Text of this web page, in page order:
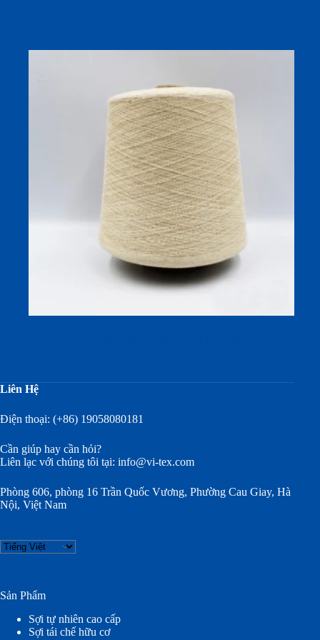
Liên Hệ
Điện thoại: (+86) 19058080181
Cần giúp hay cần hỏi?
Liên lạc với chúng tôi tại: info@vi-tex.com
Phòng 606, phòng 16 Trần Quốc Vương, Phường Cau Giay, Hà
Nội, Việt Nam
Choose
a
Sản Phẩm
Sợi tự nhiên cao cấp
Sợi tái chế hữu cơ